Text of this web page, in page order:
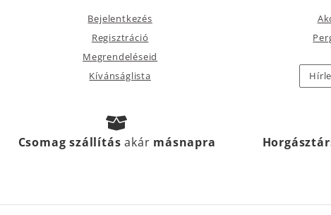
Bejelentkezés
Regisztráció
Megrendeléseid
Kívánságlista
Csomag szállításakár másnapra